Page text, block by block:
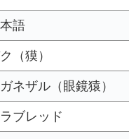
語
（獏）
ネザル（眼鏡猿）
ブレッド